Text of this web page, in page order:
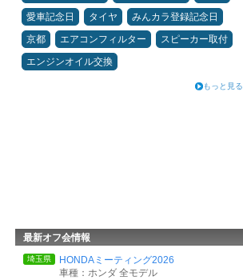
愛車記念日
タイヤ
みんカラ登録記念日
京都
エアコンフィルター
スピーカー取付
エンジンオイル交換
もっと見る
最新オフ会情報
埼玉県
HONDAミーティング2026
車種：ホンダ 全モデル